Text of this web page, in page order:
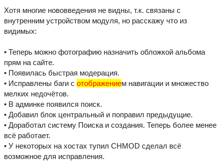
Хотя многие нововведения не видны, т.к. связаны с
внутренним устройством модуля, но расскажу что из
видимых:
• Теперь можно фотографию назначить обложкой альбома
прям на сайте.
• Появилась быстрая модерация.
• Исправлены баги с отображением навигации и множество
мелких недочётов.
• В админке появился поиск.
• Добавил блок центральный и поправил предыдущие.
• Доработал систему Поиска и создания. Теперь более менее
всё работает.
• У некоторых на хостах тупил CHMOD сделал всё
возможное для исправления.